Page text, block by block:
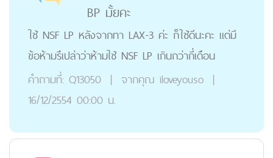
BP มั้ยคะ
ใช้ NSF LP หลังจากทา LAX-3 ค่ะ ก็ใช้ดีนะคะ แต่มี
ข้อห้ามรึเปล่าว่าห้ามใช้ NSF LP เกินกว่ากี่เดือน
คำถามที่: Q13050 | จากคุณ iloveyouso |
16/12/2554 00:00 น.